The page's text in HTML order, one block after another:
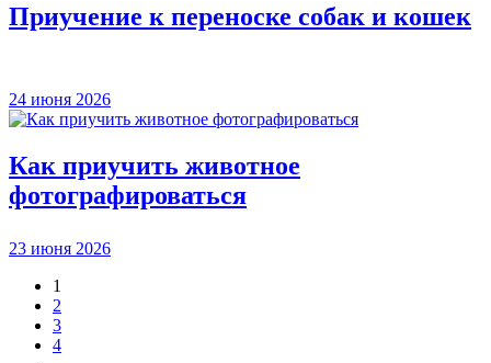
Приучение к переноске собак и кошек
24 июня 2026
Как приучить животное
фотографироваться
23 июня 2026
1
2
3
4